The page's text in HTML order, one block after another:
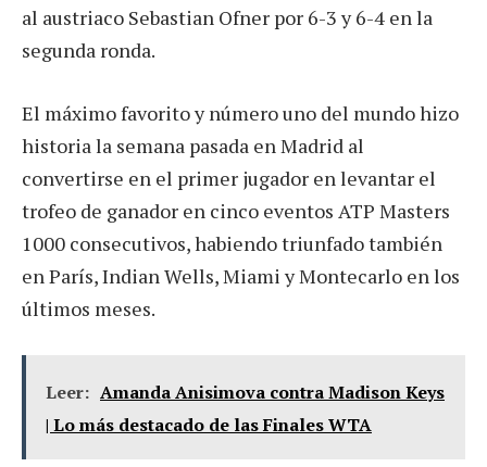
al austriaco Sebastian Ofner por 6-3 y 6-4 en la
segunda ronda.
El máximo favorito y número uno del mundo hizo
historia la semana pasada en Madrid al
convertirse en el primer jugador en levantar el
trofeo de ganador en cinco eventos ATP Masters
1000 consecutivos, habiendo triunfado también
en París, Indian Wells, Miami y Montecarlo en los
últimos meses.
Leer: Amanda Anisimova contra Madison Keys
| Lo más destacado de las Finales WTA